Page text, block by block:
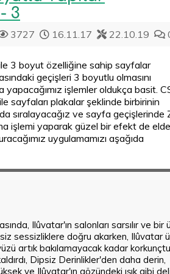
3
3727 16.11.17 22.10.19
3 boyut özelliğine sahip sayfalar
geçişleri 3 boyutlu olmasını
yapacağımız işlemler oldukça basit.
sayfaları plakalar şeklinde birbirinin
sıralayacağız ve sayfa geçişlerinde
işlemi yaparak güzel bir efekt de elde
uygulamamızı aşağıda
Olan, Arda'da Ilûvatar diye
doğurduğu Ainur'u, Kutsal Olanlar'ı
önce onunlaydılar. Müziğin
onlarla konuştu; ve onlar Eru'nun
mutlu oldu. Uzun bir süre boyunca her
bir ses yükseldi ve Ilûvatar'ın
müziğin yankısı Boşluk'a ulaştı ve
daha asla bunun gibi bir müzik
Ainur koroları ve Ilüvatar'ın
huzurunda daha ulu bir müzik
müziğine dokudu ve hemen
çevresinde şarkı söyleyenlerin çoğu
alt üst oldu, müzikleri
başlangıçtaki düşünceden çok
Sonra Melkor'un ahenksizliği daha da
kalktı, Ainur onun gülümsediğini fark
gibi ama ona pek benzemeyen
başlayıp güçlendi, yeni bir
ahenksizliği gürültüyle yükselip onunla
çoğu dehşete düşüp artık daha
Ilûvatar'ın salonları sarsılır ve bir
sessizliklere doğru akarken, Ilûvatar
artık bakılamayacak kadar
Dipsiz Derinlikler'den daha derin,
ve Ilûvatar'ın gözündeki ışık gibi